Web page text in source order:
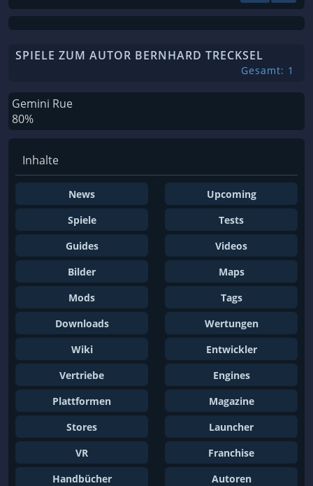
SPIELE ZUM AUTOR BERNHARD TRECKSEL
Gesamt: 1
Gemini Rue
80%
Inhalte
News
Upcoming
Spiele
Tests
Guides
Videos
Bilder
Maps
Mods
Tags
Downloads
Wertungen
Wiki
Entwickler
Vertriebe
Engines
Plattformen
Magazine
Stores
Launcher
VR
Franchise
Handbücher
Autoren